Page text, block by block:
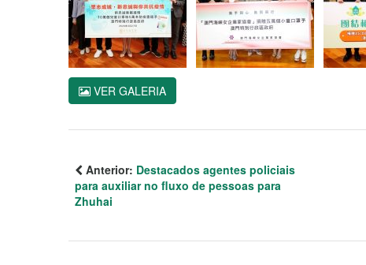
VER GALERIA
Anterior: Destacados agentes policiais
para auxiliar no fluxo de pessoas para
Zhuhai